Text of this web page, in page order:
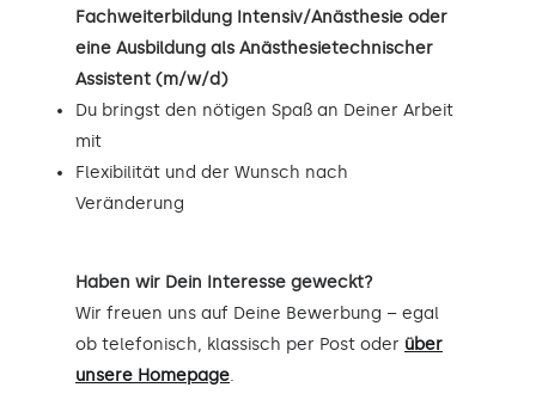
Fachweiterbildung Intensiv/Anästhesie oder
eine Ausbildung als Anästhesietechnischer
Assistent (m/w/d)
Du bringst den nötigen Spaß an Deiner Arbeit
mit
Flexibilität und der Wunsch nach
Veränderung
Haben wir Dein Interesse geweckt?
Wir freuen uns auf Deine Bewerbung – egal
ob telefonisch, klassisch per Post oder über
unsere Homepage.